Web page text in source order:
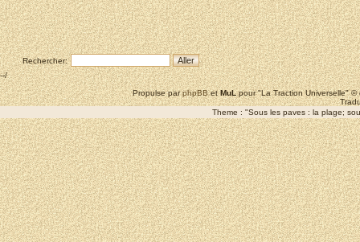
Rechercher:
--/
Propulse parphpBBetMuLpour "La Traction Universelle"
Theme : "Sous les paves : la plage;